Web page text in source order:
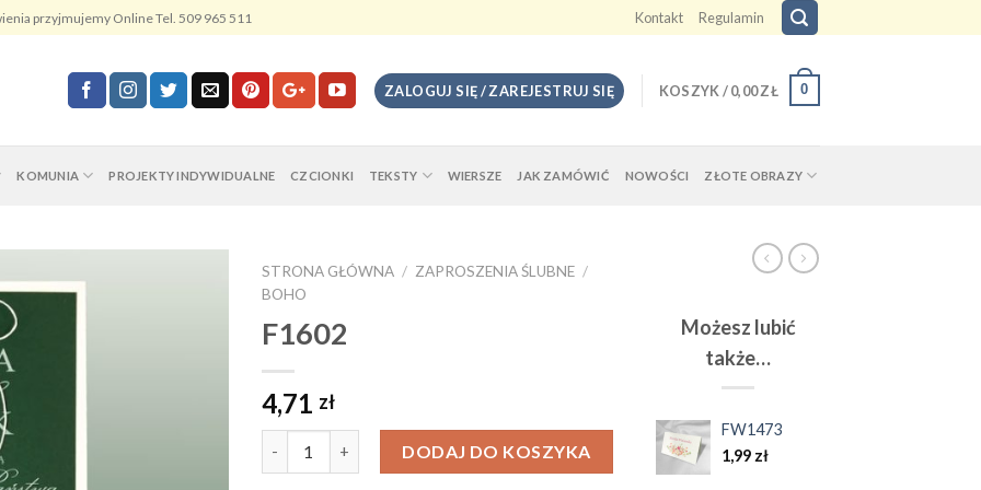
przyjmujemy Online Tel. 509 965 511 Kontakt Regulamin
ZALOGUJ SIĘ / ZAREJESTRUJ SIĘ KOSZYK /0,00ZŁ 0
KOMUNIA PROJEKTY INDYWIDUALNE CZCIONKI TEKSTY WIERSZE JAK ZAMÓWIĆ NOWOŚCI ZŁOTE OBRAZY
STRONA GŁÓWNA / ZAPROSZENIA ŚLUBNE /
BOHO
F1602
4,71 zł
DODAJ DO KOSZYKA
Możesz lubić
także…
FW1473
1,99 zł